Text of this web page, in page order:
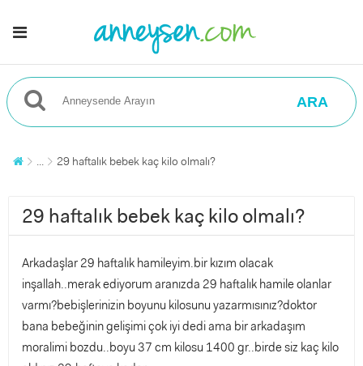
ARA
... 29 haftalık bebek kaç kilo olmalı?
29 haftalık bebek kaç kilo olmalı?
Arkadaşlar 29 haftalık hamileyim.bir kızım olacak
inşallah..merak ediyorum aranızda 29 haftalık hamile olanlar
varmı?bebişlerinizin boyunu kilosunu yazarmısınız?doktor
bana bebeğinin gelişimi çok iyi dedi ama bir arkadaşım
moralimi bozdu..boyu 37 cm kilosu 1400 gr..birde siz kaç kilo